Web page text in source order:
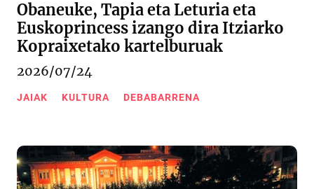
Obaneuke, Tapia eta Leturia eta
Euskoprincess izango dira Itziarko
Kopraixetako kartelburuak
2026/07/24
JAIAK KULTURA DEBABARRENA